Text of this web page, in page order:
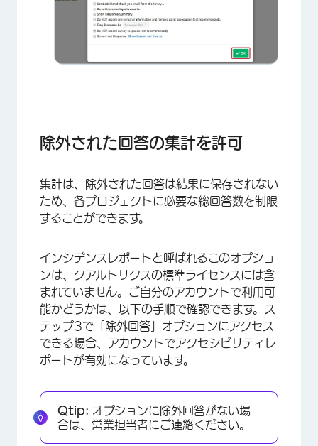
×
除外された回答の集計を許可
集計は、除外された回答は結果に保存されない
ため、各プロジェクトに必要な総回答数を制限
することができます。
インシデンスレポートと呼ばれるこのオプショ
ンは、クアルトリクスの標準ライセンスには含
まれていません。ご自分のアカウントで利用可
能かどうかは、以下の手順で確認できます。ス
テップ3で「除外回答」オプションにアクセス
できる場合、アカウントでアクセシビリティレ
ポートが有効になっています。
Qtip: オプションに除外回答がない場
合は、 営業担当者にご連絡ください。